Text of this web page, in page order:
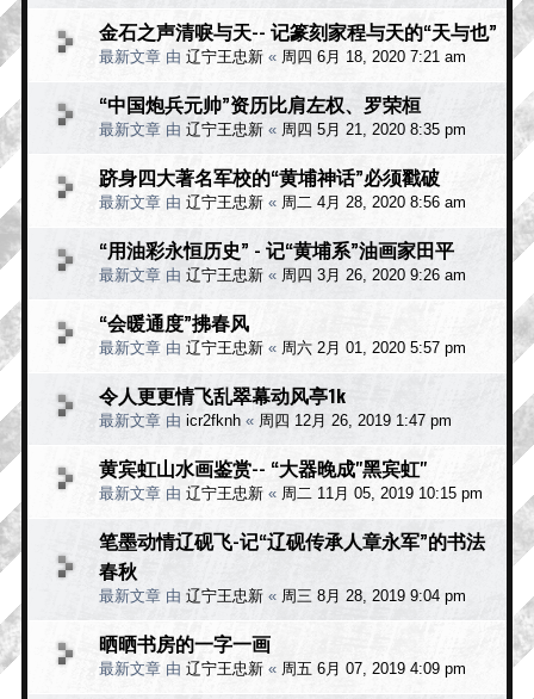
金石之声清唳与天-- 记篆刻家程与天的“天与也”
最新文章 由 辽宁王忠新 « 周四 6月 18, 2020 7:21 am
“中国炮兵元帅”资历比肩左权、罗荣桓
最新文章 由 辽宁王忠新 « 周四 5月 21, 2020 8:35 pm
跻身四大著名军校的“黄埔神话”必须戳破
最新文章 由 辽宁王忠新 « 周二 4月 28, 2020 8:56 am
“用油彩永恒历史” - 记“黄埔系”油画家田平
最新文章 由 辽宁王忠新 « 周四 3月 26, 2020 9:26 am
“会暖通度”拂春风
最新文章 由 辽宁王忠新 « 周六 2月 01, 2020 5:57 pm
令人更更情飞乱翠幕动风亭1k
最新文章 由 icr2fknh « 周四 12月 26, 2019 1:47 pm
黄宾虹山水画鉴赏-- “大器晚成"黑宾虹"
最新文章 由 辽宁王忠新 « 周二 11月 05, 2019 10:15 pm
笔墨动情辽砚飞-记“辽砚传承人章永军”的书法
春秋
最新文章 由 辽宁王忠新 « 周三 8月 28, 2019 9:04 pm
晒晒书房的一字一画
最新文章 由 辽宁王忠新 « 周五 6月 07, 2019 4:09 pm